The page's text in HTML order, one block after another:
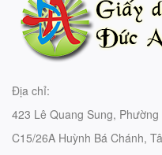
Địa chỉ:
423 Lê Quang Sung,
C15/26A Huỳnh Bá Chánh,